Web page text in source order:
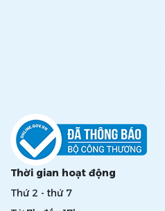
Thời gian hoạt động
Thứ 2 - thứ 7